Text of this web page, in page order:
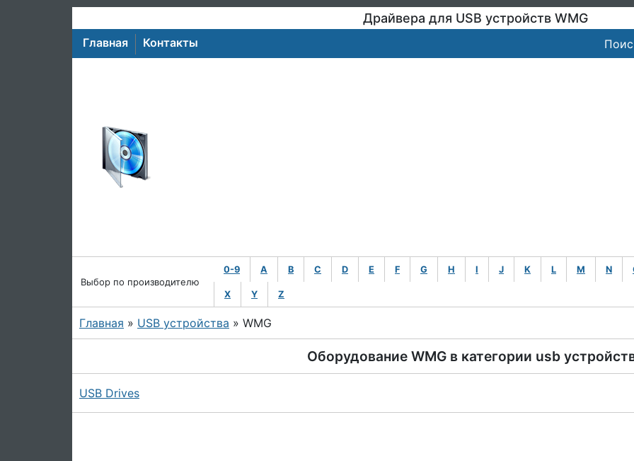
Драйвера для USB устройств WMG
Главная Контакты
Выбор по производителю
0-9 A B C D E F G H I J K L M N
X Y Z
Главная » USB устройства » WMG
Оборудование WMG в категории usb
USB Drives